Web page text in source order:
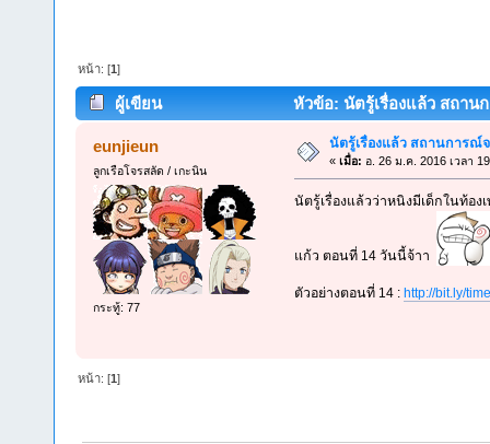
หน้า: [1]
ผู้เขียน หัวข้อ: นัตรู้เรื่องแล้ว สถาน
eunjieun
ลูกเรือโจรสลัด / เกะนิน
กระทู้: 77
นัตรู้เรื่องแล้ว สถานการณ์
« เมื่อ: อ. 26 ม.ค. 2016 เวลา
นัตรู้เรื่องแล้วว่าหนิงมีเด็กในท้อ
แก้ว ตอนที่ 14 วันนี้จ้าา
ตัวอย่างตอนที่ 14 : http://bit.ly/
หน้า: [1]